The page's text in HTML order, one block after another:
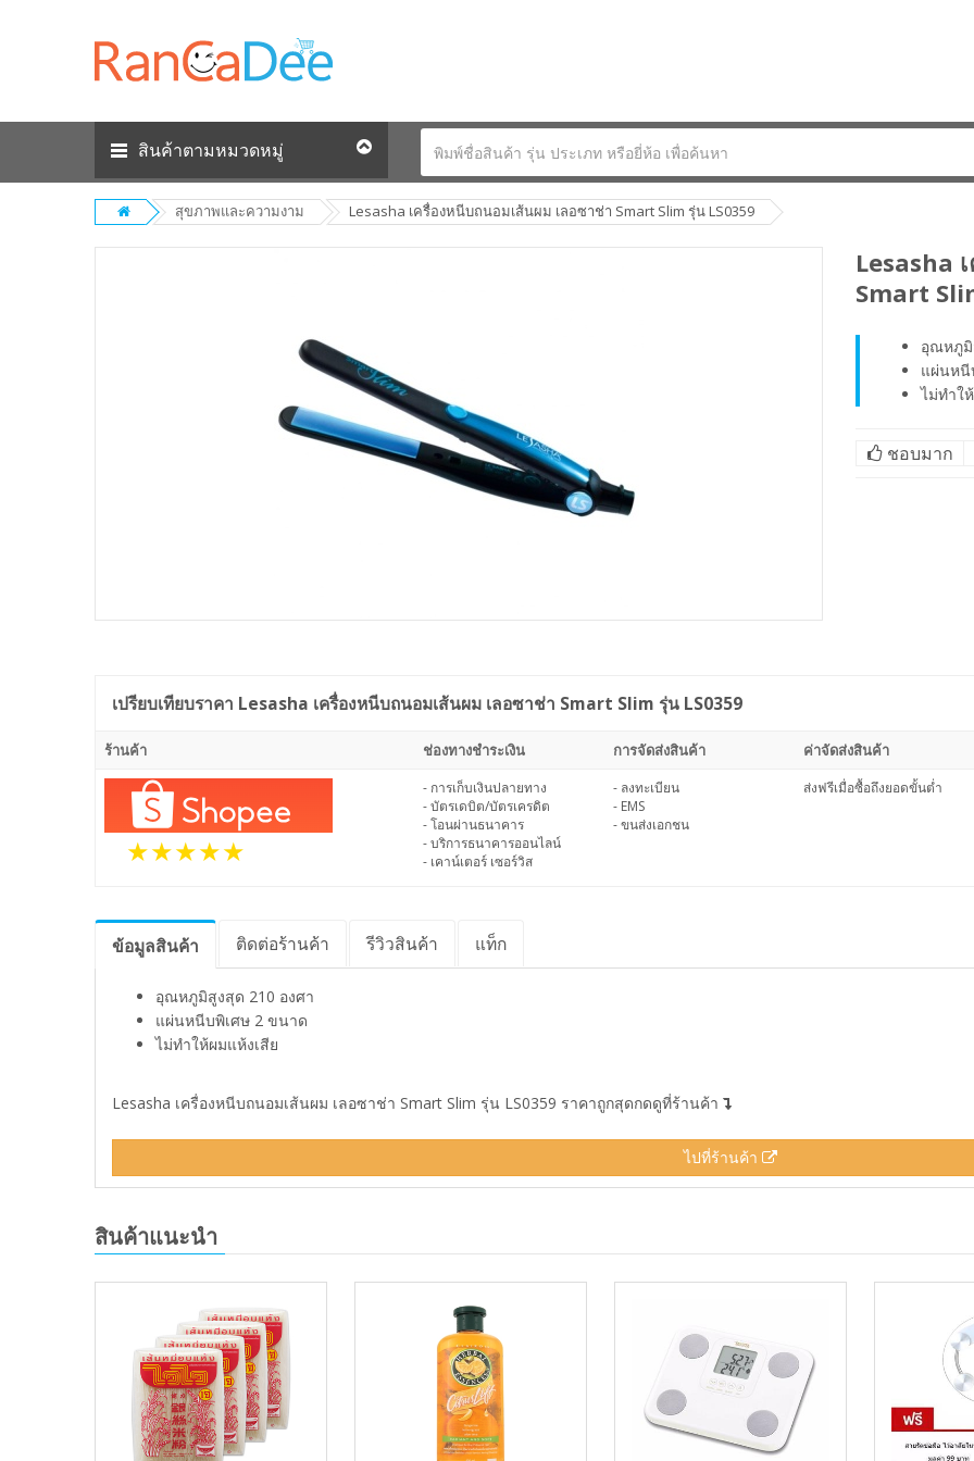
สินค้าตามหมวดหมู่
สุขภาพและความงาม Lesasha เครื่องหนีบถนอมเส้นผม เลอซาช่า Smart Slim รุ่น LS0359
Lesasha
Smart
อุณหภูมิ
แผ่นหนี
ไม่ทำใ
ชอบมาก
เปรียบเทียบราคา Lesasha เครื่องหนีบถนอมเส้นผม เลอซาช่า Smart Slim รุ่น LS0359
ร้านค้า ช่องทางชำระเงิน การจัดส่งสินค้า ค่าจัดส่งสินค้า
- การเก็บเงินปลายทาง
- บัตรเดบิต/บัตรเครดิต
- โอนผ่านธนาคาร
- บริการธนาคารออนไลน์
- เคาน์เตอร์ เซอร์วิส
- ลงทะเบียน
- EMS
- ขนส่งเอกชน
ส่งฟรีเมื่อซื้อถึงยอดขั้นต่ำ
ข้อมูลสินค้า ติดต่อร้านค้า รีวิวสินค้า แท็ก
อุณหภูมิสูงสุด 210 องศา
แผ่นหนีบพิเศษ 2 ขนาด
ไม่ทำให้ผมแห้งเสีย
Lesasha เครื่องหนีบถนอมเส้นผม เลอซาช่า Smart Slim รุ่น LS0359 ราคาถูกสุดกดดูที่ร้านค้า
ไปที่ร้านค้า
สินค้าแนะนำ